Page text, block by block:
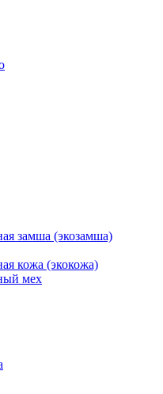
замша (экозамша)
кожа (экокожа)
мех